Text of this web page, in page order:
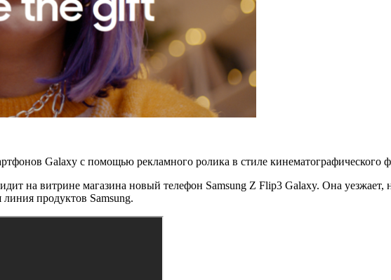
Galaxy с помощью рекламного ролика в стиле кинематографического
на витрине магазина новый телефон Samsung Z Flip3 Galaxy. Она
линия продуктов Samsung.